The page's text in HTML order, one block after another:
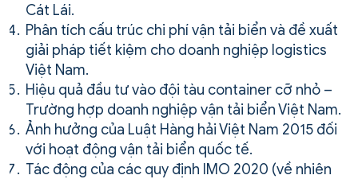
Cát Lái.
Phân tích cấu trúc chi phí vận tải biển và đề xuất
giải pháp tiết kiệm cho doanh nghiệp logistics
Việt Nam.
Hiệu quả đầu tư vào đội tàu container cỡ nhỏ –
Trường hợp doanh nghiệp vận tải biển Việt Nam.
Ảnh hưởng của Luật Hàng hải Việt Nam 2015 đối
với hoạt động vận tải biển quốc tế.
Tác động của các quy định IMO 2020 (về nhiên